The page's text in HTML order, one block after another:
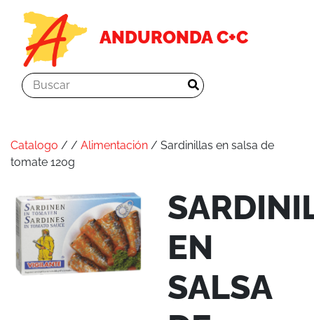
ANDURONDA C+C
Catalogo / / Alimentación / Sardinillas en salsa de
tomate 120g
EN
SALSA